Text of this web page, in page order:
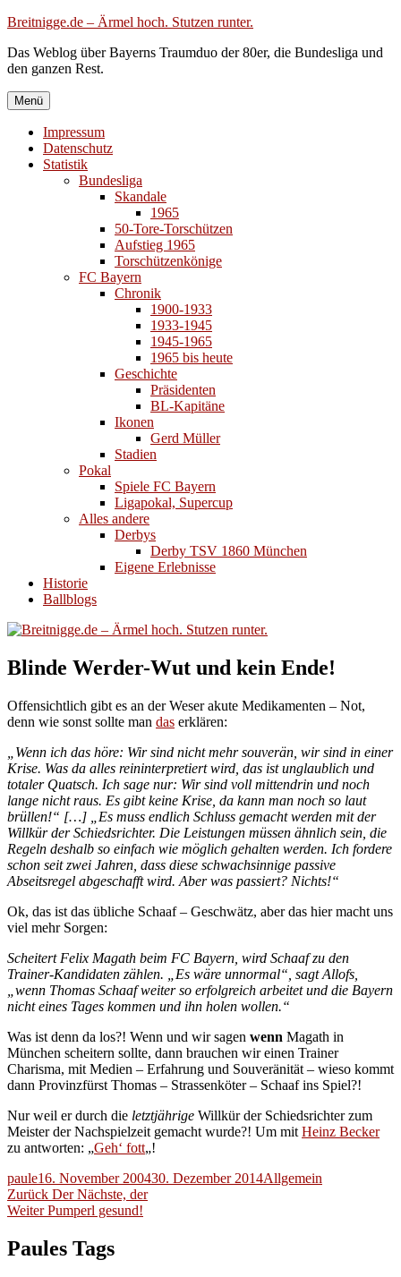
Zum
springen
Breitnigge.de – Ärmel hoch. Stutzen runter.
Das Weblog über Bayerns Traumduo der 80er, die Bundesliga und
den ganzen Rest.
Menü
Impressum
Datenschutz
Statistik
Bundesliga
Skandale
1965
50-Tore-Torschützen
Aufstieg 1965
Torschützenkönige
FC Bayern
Chronik
1900-1933
1933-1945
1945-1965
1965 bis heute
Geschichte
Präsidenten
BL-Kapitäne
Ikonen
Gerd Müller
Stadien
Pokal
Spiele FC Bayern
Ligapokal, Supercup
Alles andere
Derbys
Derby TSV 1860 München
Eigene Erlebnisse
Historie
Ballblogs
Blinde Werder-Wut und kein Ende!
Offensichtlich gibt es an der Weser akute Medikamenten – Not,
denn wie sonst sollte man das erklären:
„Wenn ich das höre: Wir sind nicht mehr souverän, wir sind in einer
Krise. Was da alles reininterpretiert wird, das ist unglaublich und
totaler Quatsch. Ich sage nur: Wir sind voll mittendrin und noch
lange nicht raus. Es gibt keine Krise, da kann man noch so laut
brüllen!“ […] „Es muss endlich Schluss gemacht werden mit der
Willkür der Schiedsrichter. Die Leistungen müssen ähnlich sein, die
Regeln deshalb so einfach wie möglich gehalten werden. Ich fordere
schon seit zwei Jahren, dass diese schwachsinnige passive
Abseitsregel abgeschafft wird. Aber was passiert? Nichts!“
Ok, das ist das übliche Schaaf – Geschwätz, aber das hier macht uns
viel mehr Sorgen:
Scheitert Felix Magath beim FC Bayern, wird Schaaf zu den
Trainer-Kandidaten zählen. „Es wäre unnormal“, sagt Allofs,
„wenn Thomas Schaaf weiter so erfolgreich arbeitet und die Bayern
nicht eines Tages kommen und ihn holen wollen.“
Was ist denn da los?! Wenn und wir sagen wenn Magath in
München scheitern sollte, dann brauchen wir einen Trainer
Charisma, mit Medien – Erfahrung und Souveränität – wieso kommt
dann Provinzfürst Thomas – Strassenköter – Schaaf ins Spiel?!
Nur weil er durch die letztjährige Willkür der Schiedsrichter zum
Meister der Nachspielzeit gemacht wurde?! Um mit Heinz Becker
zu antworten: „Geh‘ fott„!
Autor
pauleVeröffentlicht
am
16. November 200430. Dezember 2014Kategorien
Allgemein
Beitragsnavigation
Zurück Vorheriger
Beitrag:
Der Nächste, der
Weiter Nächster
Pumperl gesund!
Paules Tags